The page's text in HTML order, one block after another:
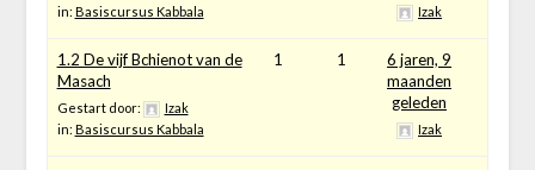
in: Basiscursus Kabbala Izak
1.2 De vijf Bchienot van de
Masach
Gestart door:
Izak
in: Basiscursus Kabbala
1 1
6 jaren, 9
maanden
geleden
Izak